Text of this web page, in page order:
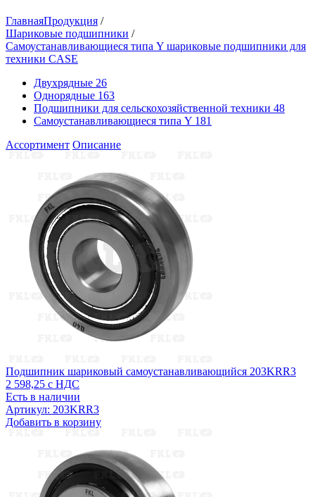
ГлавнаяПродукция /
Шариковые подшипники /
Самоустанавливающиеся типа Y шариковые подшипники для
техники CASE
Двухрядные 26
Однорядные 163
Подшипники для сельскохозяйственной техники 48
Самоустанавливающиеся типа Y 181
Ассортимент Описание
Подшипник шариковый самоустанавливающийся 203KRR3
2 598,25 с НДС
Есть в наличии
Артикул: 203KRR3
Добавить в корзину